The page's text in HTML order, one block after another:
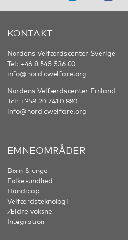
KONTAKT
Nordens Velfærdscenter Sverige
Tel: +46 8 545 536 00
info@nordicwelfare.org
Nordens Velfærdscenter Finland
Tel: +358 20 7410 880
info@nordicwelfare.org
EMNEOMRÅDER
Børn & unge
Folkesundhed
Handicap
Velfærdsteknologi
Ældre voksne
Integration